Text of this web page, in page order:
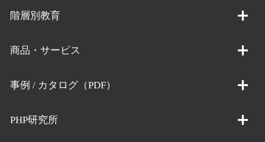
階層別教育
商品・サービス
事例 / カタログ（PDF）
PHP研究所